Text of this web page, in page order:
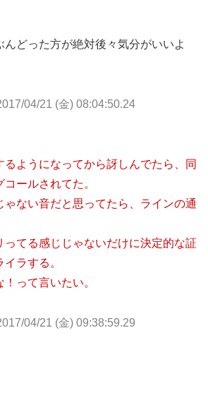
どった方が絶対後々気分がいいよ
04/21 (金) 08:04:50.24
ようになってから訝しんでたら、同
ールされてた。
ゃない音だと思ってたら、ラインの通
ってる感じじゃないだけに決定的な証
ラする。
って言いたい。
04/21 (金) 09:38:59.29